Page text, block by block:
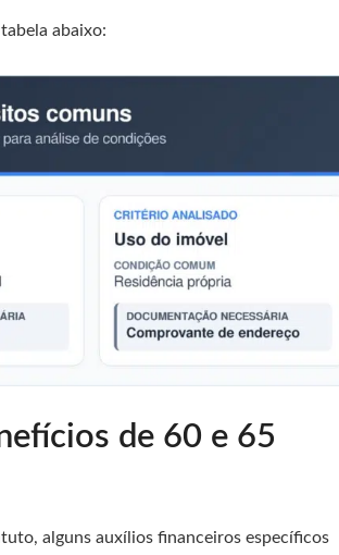
abaixo:
de 60 e 65
alguns auxílios financeiros específicos